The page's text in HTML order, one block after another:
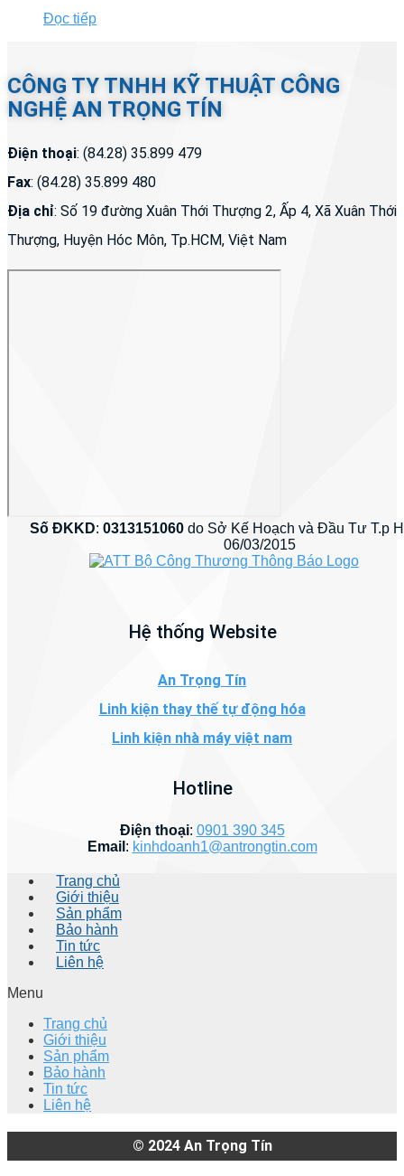
Đọc tiếp
CÔNG TY TNHH KỸ THUẬT CÔNG
NGHỆ AN TRỌNG TÍN
Điện thoại: (84.28) 35.899 479
Fax: (84.28) 35.899 480
Địa chỉ: Số 19 đường Xuân Thới Thượng 2, Ấp 4, Xã Xuân Thới
Thượng, Huyện Hóc Môn, Tp.HCM, Việt Nam
Số ĐKKD:0313151060 do Sở Kế Hoạch và Đầu Tư T.p
06/03/2015
Hệ thống Website
An Trọng Tín
Linh kiện thay thế tự động hóa
Linh kiện nhà máy việt nam
Hotline
Điện thoại: 0901 390 345
Email : kinhdoanh1@antrongtin.com
Trang chủ
Giới thiệu
Sản phẩm
Bảo hành
Tin tức
Liên hệ
Menu
Trang chủ
Giới thiệu
Sản phẩm
Bảo hành
Tin tức
Liên hệ
© 2024 An Trọng Tín